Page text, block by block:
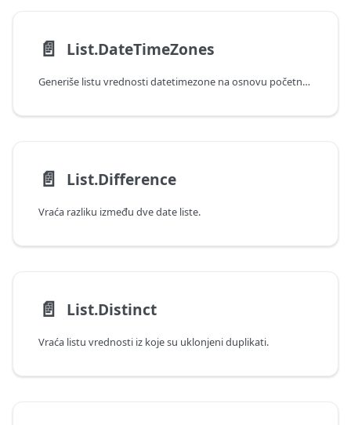
📄️ List.DateTimeZones
Generiše listu vrednosti datetimezone na osnovu početne vrednosti, broja i inkrementalne vrednosti trajanja.
📄️ List.Difference
Vraća razliku između dve date liste.
📄️ List.Distinct
Vraća listu vrednosti iz koje su uklonjeni duplikati.